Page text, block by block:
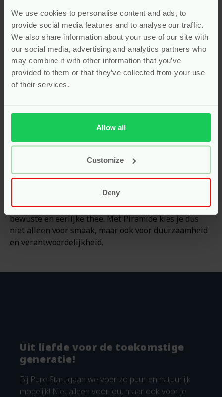
We use cookies to personalise content and ads, to
provide social media features and to analyse our traffic.
We also share information about your use of our site with
our social media, advertising and analytics partners who
may combine it with other information that you’ve
provided to them or that they’ve collected from your use
of their services.
Allow all
Customize
Deny
Piramide – pionier in
biologische thee
Piramideis een Nederlands merk dat al jaren
bekendstaat om zijn biologische thee van hoge
kwaliteit. Het merk werd opgericht met een duidelijke
missie: thee aanbieden die goed is voor mens en
natuur. Daarom zijn alle producten van Piramide
betekent dat je geniet van een eerlijke kop thee,
geproduceerd met respect voor boeren en hun
natuurlijke ingrediënten zonder kunstmatige
toevoegingen. Daardoor kun je met een gerust hart
dagelijks genieten van hun theesoorten. Het merk
combineert traditionele theekennis met moderne
duurzame productie. Dat maakt Piramide tot een
vertrouwde keuze voor liefhebbers van pure,
bewuste en eerlijke thee. Met Piramide kies je dus
niet alleen voor smaak, maar ook voor duurzaamheid
en verantwoordelijkheid.
Uit liefde voor de toekomstige
generatie!
Bij Pure Start gaan we voor zo puur en natuurlijk
mogelijk! Niet alleen voor jou, maar ook voor je